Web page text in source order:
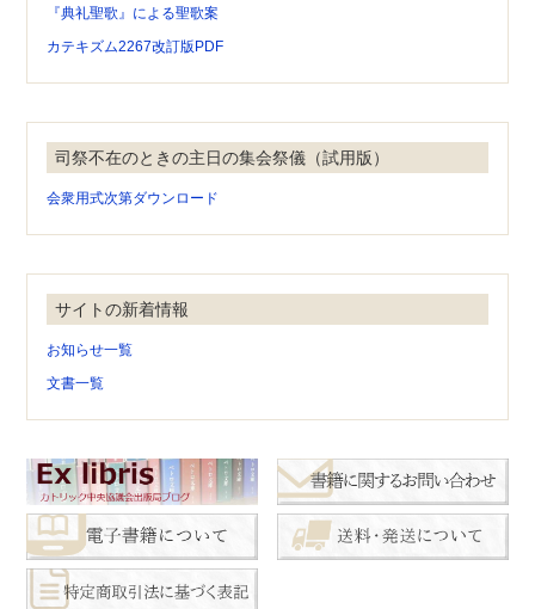
『典礼聖歌』による聖歌案
カテキズム2267改訂版PDF
司祭不在のときの主日の集会祭儀（試用版）
会衆用式次第ダウンロード
サイトの新着情報
お知らせ一覧
文書一覧